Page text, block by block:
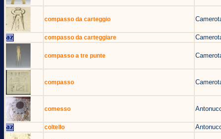
compasso da carteggio
compasso da carteggiare
compasso a tre punte
compasso
comesso
coltello